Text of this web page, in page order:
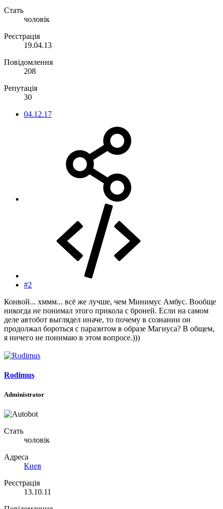
Стать
чоловік
Реєстрація
19.04.13
Повідомлення
208
Репутація
30
04.12.17
#2
Конвой... хммм... всё же лучше, чем Минимус Амбус. Вообще
никогда не понимал этого прикола с броней. Если на самом
деле автобот выглядел иначе, то почему в сознании он
продолжал бороться с паразитом в образе Магнуса? В общем,
я ничего не понимаю в этом вопросе.)))
Rodimus
Administrator
Стать
чоловік
Адреса
Киев
Реєстрація
13.10.11